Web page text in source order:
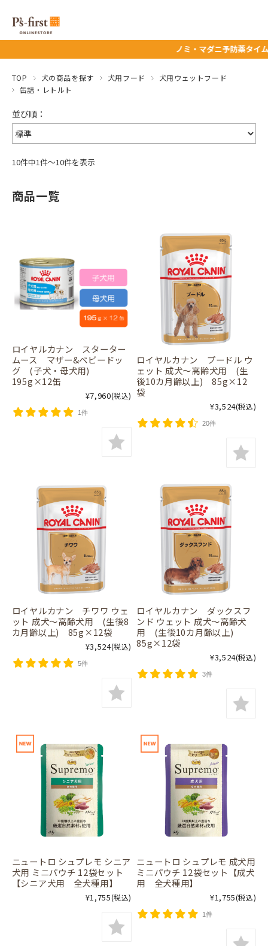
ノミ・マダニ予防薬タイム
TOP 犬の商品を探す 犬用フード
犬用ウェットフード
缶詰・レトルト
10件中1件～10件を表示
商品一覧
ロイヤルカナン スターター
ムース マザー&ベビードッ
グ (子犬・母犬用)
195g×12缶
¥7,960(税込)
1件
ロイヤルカナン プードル ウ
ェット 成犬～高齢犬用 (生
後10カ月齢以上) 85g×12
袋
¥3,524(税込)
20件
ロイヤルカナン チワワ ウェ
ット 成犬～高齢犬用 (生後8
カ月齢以上) 85g×12袋
¥3,524(税込)
5件
ロイヤルカナン ダックスフ
ンド ウェット 成犬～高齢犬
用 (生後10カ月齢以上)
85g×12袋
¥3,524(税込)
3件
ニュートロ シュプレモ シニア
犬用 ミニパウチ 12袋セット
【シニア犬用 全犬種用】
¥1,755(税込)
ニュートロ シュプレモ 成犬用
ミニパウチ 12袋セット【成犬
用 全犬種用】
¥1,755(税込)
1件